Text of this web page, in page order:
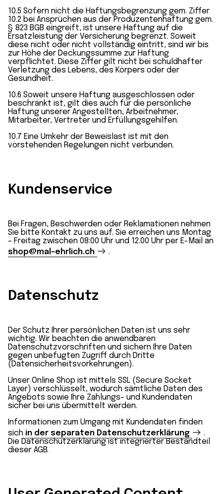
10.5 Sofern nicht die Haftungsbegrenzung gem. Ziffer
10.2 bei Ansprüchen aus der Produzentenhaftung gem.
§ 823 BGB eingreift, ist unsere Haftung auf die
Ersatzleistung der Versicherung begrenzt. Soweit
diese nicht oder nicht vollständig eintritt, sind wir bis
zur Höhe der Deckungssumme zur Haftung
verpflichtet. Diese Ziffer gilt nicht bei schuldhafter
Verletzung des Lebens, des Körpers oder der
Gesundheit.
10.6 Soweit unsere Haftung ausgeschlossen oder
beschränkt ist, gilt dies auch für die persönliche
Haftung unserer Angestellten, Arbeitnehmer,
Mitarbeiter, Vertreter und Erfüllungsgehilfen.
10.7 Eine Umkehr der Beweislast ist mit den
vorstehenden Regelungen nicht verbunden.
Kundenservice
Bei Fragen, Beschwerden oder Reklamationen nehmen
Sie bitte Kontakt zu uns auf. Sie erreichen uns Montag
– Freitag zwischen 08:00 Uhr und 12.00 Uhr per E-Mail an
shop@mal-ehrlich.ch
.
Datenschutz
Der Schutz Ihrer persönlichen Daten ist uns sehr
wichtig. Wir beachten die anwendbaren
Datenschutzvorschriften und sichern Ihre Daten
gegen unbefugten Zugriff durch Dritte
(Datensicherheitsvorkehrungen).
Unser Online Shop ist mittels SSL (Secure Socket
Layer) verschlüsselt, wodurch sämtliche Daten des
Angebots sowie Ihre Zahlungs- und Kundendaten
sicher bei uns übermittelt werden.
Informationen zum Umgang mit Kundendaten finden
sich in der separaten Datenschutzerklärung
.
Die Datenschutzerklärung ist integrierter Bestandteil
dieser AGB.